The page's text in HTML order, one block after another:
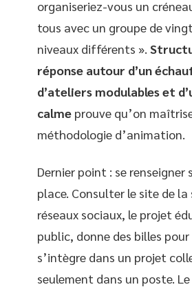
organiseriez-vous un
tous avec un groupe de
niveaux différents ».
réponse autour d’un
d’ateliers modulables et
calme prouve qu’on
méthodologie d’animation.
Dernier point : se renseigner
place. Consulter le site de
réseaux sociaux, le projet
public, donne des billes
s’intègre dans un projet
seulement dans un poste.